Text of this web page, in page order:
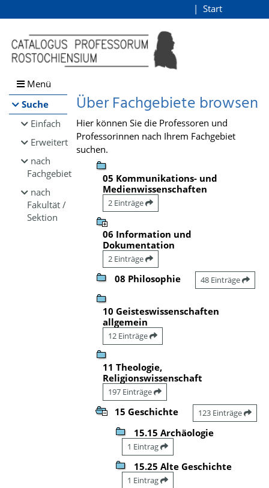
Browsen
direkt zum Inhalt
Start
Menü
Suche
Einfach
Erweitert
nach
Fachgebiet
nach
Fakultät /
Sektion
Über Fachgebiete browsen
Hier können Sie die Professoren und
Professorinnen nach Ihrem Fachgebiet
suchen.
05 Kommunikations- und
Medienwissenschaften
2 Einträge
06 Information und
Dokumentation
2 Einträge
08 Philosophie 48 Einträge
10 Geisteswissenschaften
allgemein
12 Einträge
11 Theologie,
Religionswissenschaft
197 Einträge
15 Geschichte 123 Einträge
15.15 Archäologie
1 Eintrag
15.25 Alte Geschichte
1 Eintrag